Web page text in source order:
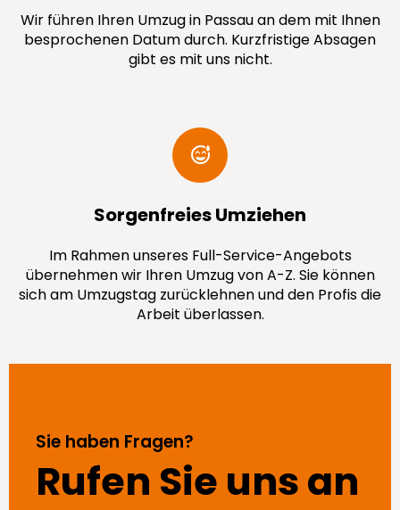
Wir führen Ihren Umzug in Passau an dem mit Ihnen
besprochenen Datum durch. Kurzfristige Absagen
gibt es mit uns nicht.
Sorgenfreies Umziehen
Im Rahmen unseres Full-Service-Angebots
übernehmen wir Ihren Umzug von A-Z. Sie können
sich am Umzugstag zurücklehnen und den Profis die
Arbeit überlassen.
Sie haben Fragen?
Rufen Sie uns an